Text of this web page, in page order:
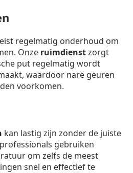
regelmatig onderhoud om
Onze ruimdienstzorgt
put regelmatig wordt
waardoor nare geuren
voorkomen.
kan lastig zijn zonder de juiste
gebruiken
om zelfs de meest
snel en effectief te